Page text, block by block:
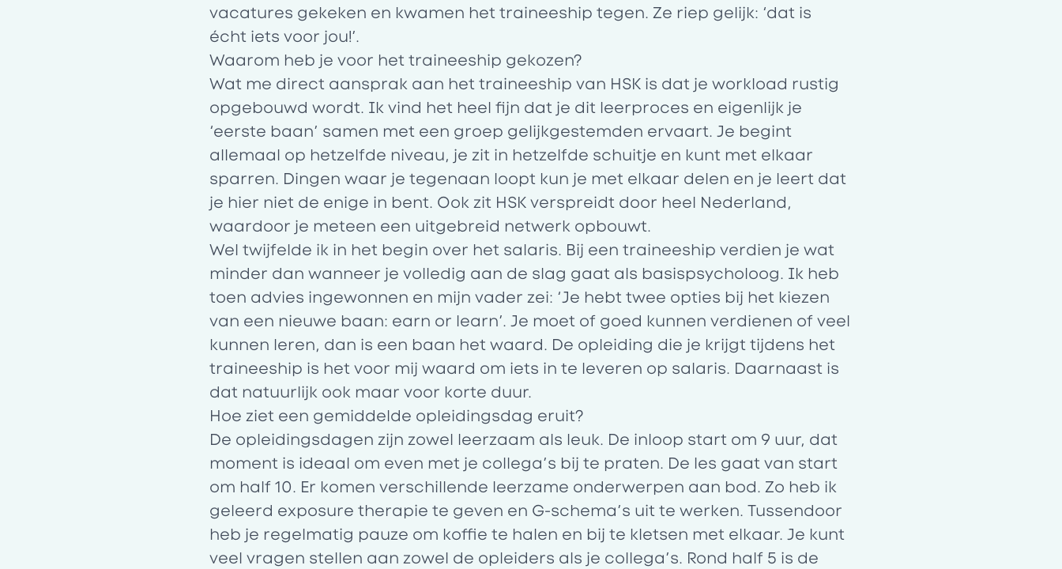
vacatures gekeken en kwamen het traineeship tegen. Ze riep gelijk: ‘dat is
écht iets voor jou!’.
Waarom heb je voor het traineeship gekozen?
Wat me direct aansprak aan het traineeship van HSK is dat je workload rustig
opgebouwd wordt. Ik vind het heel fijn dat je dit leerproces en eigenlijk je
‘eerste baan’ samen met een groep gelijkgestemden ervaart. Je begint
allemaal op hetzelfde niveau, je zit in hetzelfde schuitje en kunt met elkaar
sparren. Dingen waar je tegenaan loopt kun je met elkaar delen en je leert dat
je hier niet de enige in bent. Ook zit HSK verspreidt door heel Nederland,
waardoor je meteen een uitgebreid netwerk opbouwt.
Wel twijfelde ik in het begin over het salaris. Bij een traineeship verdien je wat
minder dan wanneer je volledig aan de slag gaat als basispsycholoog. Ik heb
toen advies ingewonnen en mijn vader zei: ‘Je hebt twee opties bij het kiezen
van een nieuwe baan: earn or learn’. Je moet of goed kunnen verdienen of veel
kunnen leren, dan is een baan het waard. De opleiding die je krijgt tijdens het
traineeship is het voor mij waard om iets in te leveren op salaris. Daarnaast is
dat natuurlijk ook maar voor korte duur.
Hoe ziet een gemiddelde opleidingsdag eruit?
De opleidingsdagen zijn zowel leerzaam als leuk. De inloop start om 9 uur, dat
moment is ideaal om even met je collega’s bij te praten. De les gaat van start
om half 10. Er komen verschillende leerzame onderwerpen aan bod. Zo heb ik
geleerd exposure therapie te geven en G-schema’s uit te werken. Tussendoor
heb je regelmatig pauze om koffie te halen en bij te kletsen met elkaar. Je kunt
veel vragen stellen aan zowel de opleiders als je collega’s. Rond half 5 is de